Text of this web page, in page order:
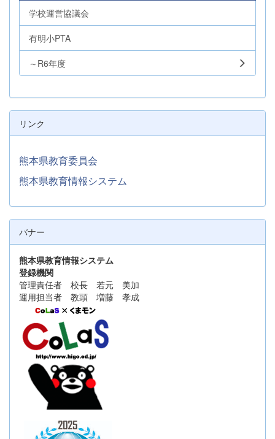
学校運営協議会
有明小PTA
～R6年度
リンク
熊本県教育委員会
熊本県教育情報システム
バナー
熊本県教育情報システム
登録機関
管理責任者 校長 若元 美加
運用担当者 教頭 増藤 孝成